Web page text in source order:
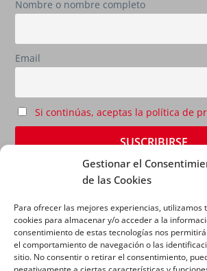
Gestionar el
de las Cookies
Para ofrecer las mejores experiencias, utilizamos
cookies para almacenar y/o acceder a la
consentimiento de estas tecnologías nos
el comportamiento de navegación o las
sitio. No consentir o retirar el consentimiento,
Nombre o nombre completo
Email
Si continúas, aceptas la política de
AVISO LEGAL|POLÍTICA DE